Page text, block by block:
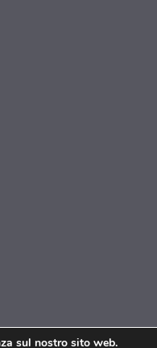
sul nostro sito web.